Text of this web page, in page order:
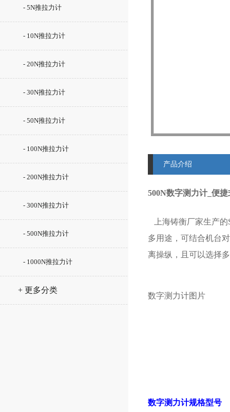
- 5N推拉力计
- 10N推拉力计
- 20N推拉力计
- 30N推拉力计
- 50N推拉力计
- 100N推拉力计
- 200N推拉力计
- 300N推拉力计
- 500N推拉力计
- 1000N推拉力计
+ 更多分类
产品介绍
500N数字测力计_便
上海铸衡厂家生产的
多用途，可结合机台
离操纵，且可以选择
数字测力计图片
数字测力计规格型号